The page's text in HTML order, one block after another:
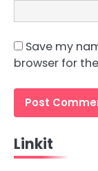
Save my
browser for
Linkit